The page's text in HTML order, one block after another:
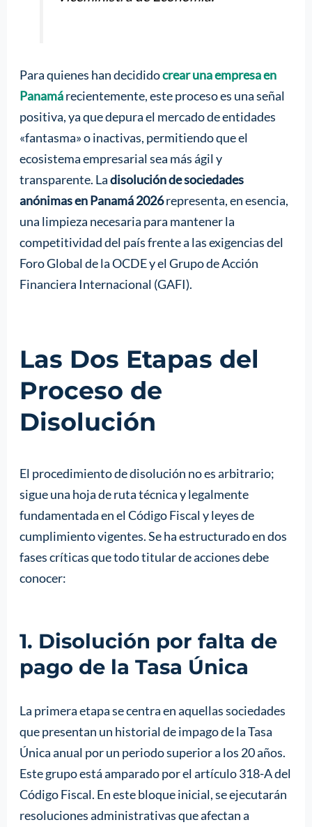
Para quienes han decididocrear una empresa en
Panamárecientemente, este proceso es una señal
positiva, ya que depura el mercado de entidades
«fantasma» o inactivas, permitiendo que el
ecosistema empresarial sea más ágil y
transparente. Ladisolución de sociedades
anónimas en Panamá 2026representa, en esencia,
una limpieza necesaria para mantener la
competitividad del país frente a las exigencias del
Foro Global de la OCDE y el Grupo de Acción
Financiera Internacional (GAFI).
Las Dos Etapas del
Proceso de
Disolución
El procedimiento de disolución no es arbitrario;
sigue una hoja de ruta técnica y legalmente
fundamentada en el Código Fiscal y leyes de
cumplimiento vigentes. Se ha estructurado en dos
fases críticas que todo titular de acciones debe
conocer:
1. Disolución por falta de
pago de la Tasa Única
La primera etapa se centra en aquellas sociedades
que presentan un historial de impago de la Tasa
Única anual por un periodo superior a los 20 años.
Este grupo está amparado por el artículo 318-A del
Código Fiscal. En este bloque inicial, se ejecutarán
resoluciones administrativas que afectan a